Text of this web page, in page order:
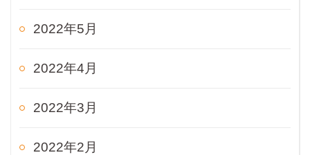
2022年5月
2022年4月
2022年3月
2022年2月